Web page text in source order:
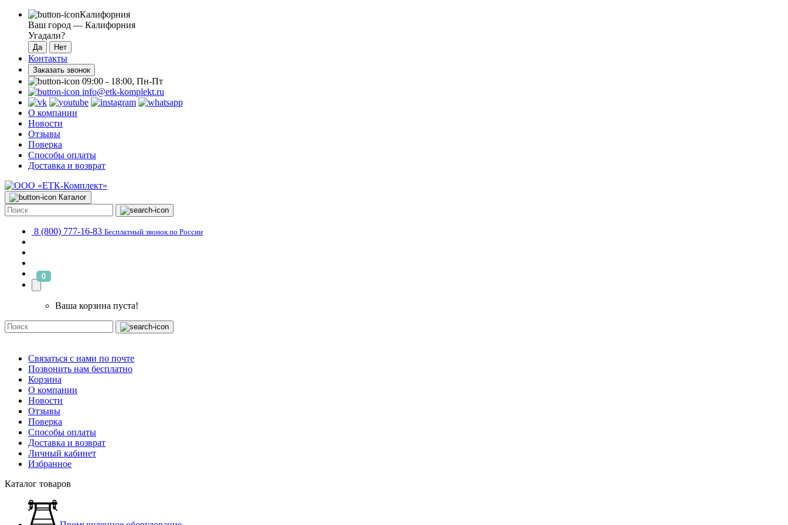
Калифорния
Ваш город — Калифорния
Угадали?
Контакты
Заказать звонок
09:00 - 18:00, Пн-Пт
info@etk-komplekt.ru
О компании
Новости
Отзывы
Поверка
Способы оплаты
Доставка и возврат
Каталог
8 (800) 777-16-83 Бесплатный звонок по России
0
Ваша корзина пуста!
Связаться с нами по почте
Позвонить нам бесплатно
Корзина
О компании
Новости
Отзывы
Поверка
Способы оплаты
Доставка и возврат
Личный кабинет
Избранное
Каталог товаров